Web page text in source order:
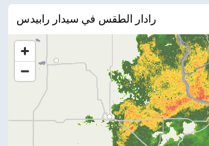
رادار الطقس في سيدار رابيدس